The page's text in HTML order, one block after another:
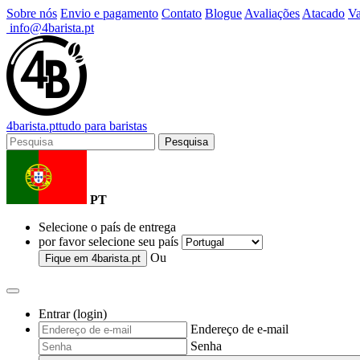
Sobre nós Envio e pagamento Contato Blogue Avaliações Atacado
info@4barista.pt
4barista.pttudo para baristas
Pesquisa
PT
Selecione o país de entrega
por favor selecione seu país
Fique em 4barista.pt Ou
Entrar (login)
Endereço de e-mail
Senha